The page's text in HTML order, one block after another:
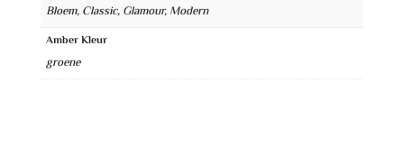
Bloem, Classic, Glamour, Modern
Amber Kleur
groene